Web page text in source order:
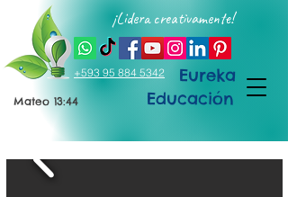
Eureka
Educación
Mateo 13:44
¡Lidera creativamente!
+593 95 884 5342